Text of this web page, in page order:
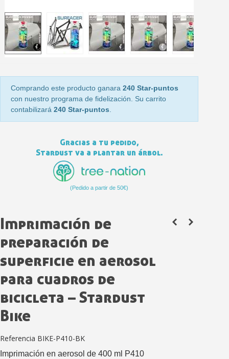
Gana puntos de
Devuelve los
5 € de descuento
Suscríbete al
Comprando este producto ganara 240 Star-puntos
con nuestro programa de fidelización. Su carrito
contabilizará 240 Star-puntos
Gracias a tu pedido,
Stardust va a plantar un árbol.
(Pedido a partir de 50€)
Imprimación de
preparación de
superficie en aerosol
para cuadros de
bicicleta – Stardust
Bike
Referencia BIKE-P410-BK
Imprimación en aerosol de 400 ml P410